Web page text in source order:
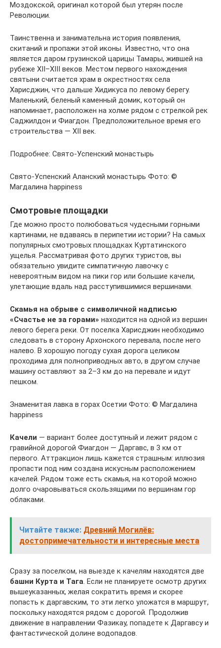
Моздокской, оригинал которой был утерян после
Революции.
Таинственна и занимательна история появления,
скитаний и пропажи этой иконы. Известно, что она
является даром грузинской царицы Тамары, жившей на
рубеже XII–XIII веков. Местом первого нахождения
святыни считается храм в окрестностях села
Харисджин, что дальше Хидикуса по левому берегу.
Маленький, беленый каменный домик, который он
напоминает, расположен на холме рядом с стрелкой рек
Саджилдон и Фиагдон. Предположительное время его
строительства — XII век.
Подробнее: Свято-Успенский монастырь
Свято-Успенский Аланский монастырь Фото: ©
Магдалина happiness
Смотровые площадки
Где можно просто полюбоваться чудесными горными
картинами, не вдаваясь в перипетии истории? На самых
популярных смотровых площадках Куртатинского
ущелья. Рассматривая фото других туристов, вы
обязательно увидите симпатичную лавочку с
невероятным видом на пики гор или большие качели,
улетающие вдаль над расступившимися вершинами.
Скамья на обрыве с символичной надписью
«Счастье не за горами» находится на одной из вершин
левого берега реки. От поселка Харисджин необходимо
следовать в сторону Архонского перевала, после него
налево. В хорошую погоду сухая дорога целиком
проходима для полноприводных авто, в другом случае
машину оставляют за 2–3 км до на перевале и идут
пешком.
Знаменитая лавка в горах Осетии Фото: © Магдалина
happiness
Качели — вариант более доступный и лежит рядом с
гравийной дорогой Фиагдон — Даргавс, в 3 км от
первого. Аттракцион лишь кажется страшным: иллюзия
пропасти под ним создана искусным расположением
качелей. Рядом тоже есть скамья, на которой можно
долго очаровываться скользящими по вершинам гор
облаками.
Читайте также: Древний Могилёв:
достопримечательности и интересные места
Сразу за поселком, на выезде к качелям находятся две
башни Курта и Тага. Если не планируете осмотр других
вышеуказанных, желая сократить время и скорее
попасть к даргавским, то эти легко уложатся в маршрут,
поскольку находятся рядом с дорогой. Продолжив
движение в направлении Фазикау, попадете к Даргавсу и
фантастической долине водопадов.